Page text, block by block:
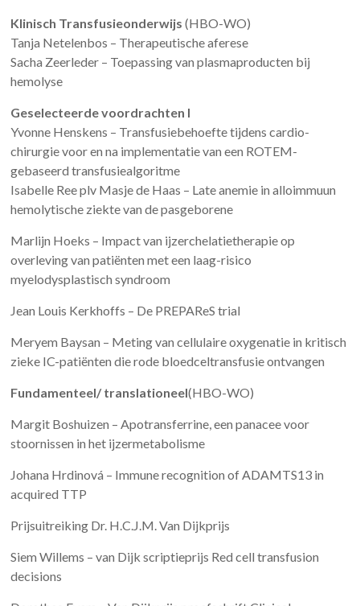
Klinisch Transfusieonderwijs(HBO-WO)
Tanja Netelenbos – Therapeutische aferese
Sacha Zeerleder – Toepassing van plasmaproducten bij
hemolyse
Geselecteerde voordrachten I
Yvonne Henskens – Transfusiebehoefte tijdens cardio-
chirurgie voor en na implementatie van een ROTEM-
gebaseerd transfusiealgoritme
Isabelle Ree plv Masje de Haas – Late anemie in alloimmuun
hemolytische ziekte van de pasgeborene
Marlijn Hoeks – Impact van ijzerchelatietherapie op
overleving van patiënten met een laag-risico
myelodysplastisch syndroom
Jean Louis Kerkhoffs – De PREPAReS trial
Meryem Baysan – Meting van cellulaire oxygenatie in kritisch
zieke IC-patiënten die rode bloedceltransfusie ontvangen
Fundamenteel/ translationeel(HBO-WO)
Margit Boshuizen – Apotransferrine, een panacee voor
stoornissen in het ijzermetabolisme
Johana Hrdinová – Immune recognition of ADAMTS13 in
acquired TTP
Prijsuitreiking Dr. H.C.J.M. Van Dijkprijs
Siem Willems – van Dijk scriptieprijs Red cell transfusion
decisions